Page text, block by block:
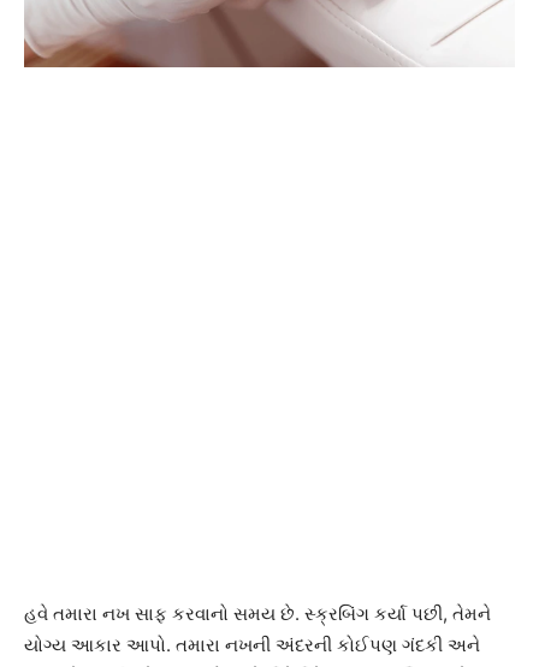
હવે તમારા નખ સાફ કરવાનો સમય છે. સ્ક્રબિંગ કર્યા પછી, તેમને
યોગ્ય આકાર આપો. તમારા નખની અંદરની કોઈપણ ગંદકી અને